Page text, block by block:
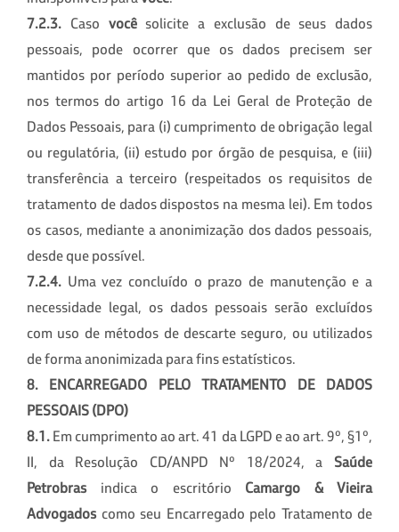
7.2.3. Caso você solicite a exclusão de seus dados
pessoais, pode ocorrer que os dados precisem ser
mantidos por período superior ao pedido de exclusão,
nos termos do artigo 16 da Lei Geral de Proteção de
Dados Pessoais, para (i) cumprimento de obrigação legal
ou regulatória, (ii) estudo por órgão de pesquisa, e (iii)
transferência a terceiro (respeitados os requisitos de
tratamento de dados dispostos na mesma lei). Em todos
os casos, mediante a anonimização dos dados pessoais,
desde que possível.
7.2.4. Uma vez concluído o prazo de manutenção e a
necessidade legal, os dados pessoais serão excluídos
com uso de métodos de descarte seguro, ou utilizados
de forma anonimizada para fins estatísticos.
8. ENCARREGADO PELO TRATAMENTO DE DADOS
PESSOAIS (DPO)
8.1.Em cumprimento ao art. 41 da LGPD e ao art. 9º, §1º,
II, da Resolução CD/ANPD Nº 18/2024, a Saúde
Petrobrasindica o escritório Camargo & Vieira
Advogados como seu Encarregado pelo Tratamento de